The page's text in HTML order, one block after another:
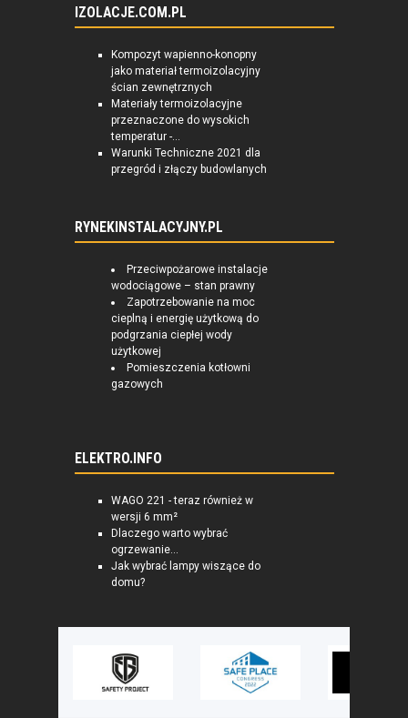
IZOLACJE.COM.PL
Kompozyt wapienno-konopny
jako materiał termoizolacyjny
ścian zewnętrznych
Materiały termoizolacyjne
przeznaczone do wysokich
temperatur -...
Warunki Techniczne 2021 dla
przegród i złączy budowlanych
RYNEKINSTALACYJNY.PL
Przeciwpożarowe instalacje
wodociągowe – stan prawny
Zapotrzebowanie na moc
cieplną i energię użytkową do
podgrzania ciepłej wody
użytkowej
Pomieszczenia kotłowni
gazowych
ELEKTRO.INFO
WAGO 221 - teraz również w
wersji 6 mm²
Dlaczego warto wybrać
ogrzewanie...
Jak wybrać lampy wiszące do
domu?